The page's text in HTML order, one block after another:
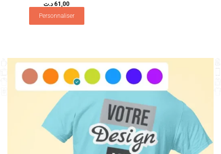
61,00 د.ت
Personnaliser